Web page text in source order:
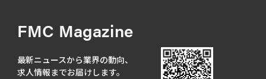
FMC Magazine
最新ニュースから業界の動向、
求人情報までお届けします。